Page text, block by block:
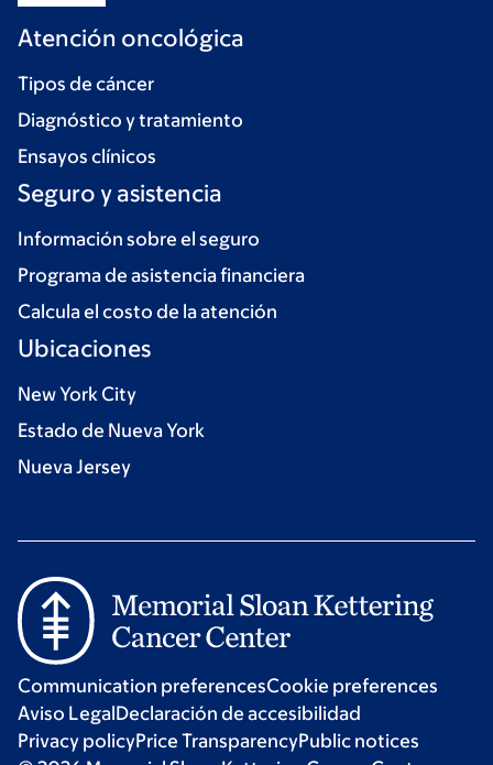
Atención oncológica
Tipos de cáncer
Diagnóstico y tratamiento
Ensayos clínicos
Seguro y asistencia
Información sobre el seguro
Programa de asistencia financiera
Calcula el costo de la atención
Ubicaciones
New York City
Estado de Nueva York
Nueva Jersey
Communication preferencesCookie preferences
Aviso LegalDeclaración de accesibilidad
Privacy policyPrice TransparencyPublic notices